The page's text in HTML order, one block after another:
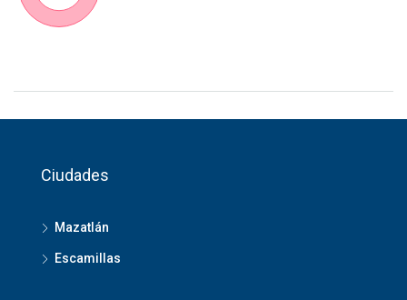
Ciudades
Mazatlán
Escamillas